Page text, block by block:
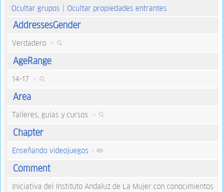
Ocultar grupos Ocultar propiedades entrantes
AddressesGender
Verdadero +
AgeRange
14-17 +
Area
Talleres, guías y cursos +
Chapter
Enseñando videojuegos +
Comment
Iniciativa del Instituto Andaluz de La Mujer con conocimientos